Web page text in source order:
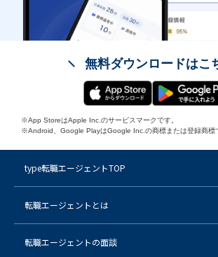
無料ダウンロードはこ
※App StoreはApple Inc.のサービスマークです。
※Android、Google PlayはGoogle Inc.の商標または登録商標
type転職エージェントTOP
転職エージェントとは
転職エージェントの面談